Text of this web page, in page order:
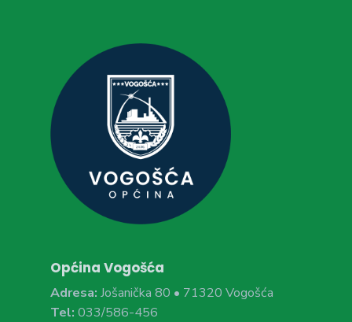
Općina Vogošća
Adresa: Jošanička 80 • 71320 Vogošća
Tel: 033/586-456